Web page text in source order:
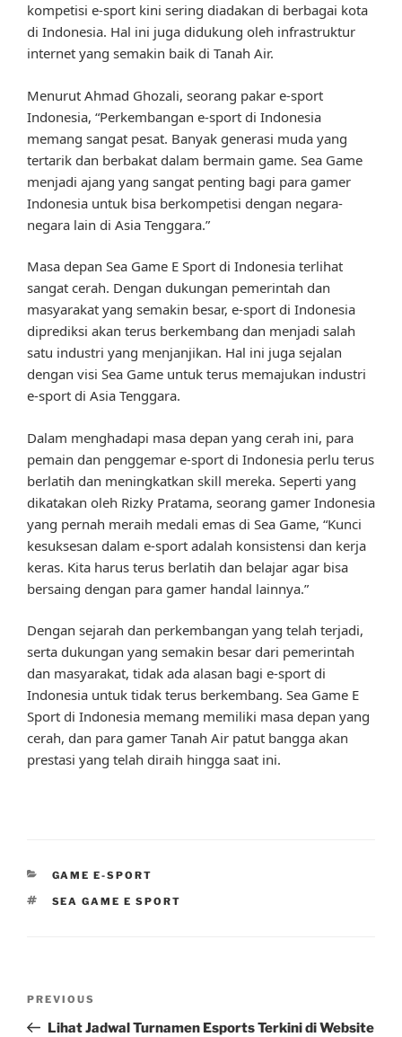
kompetisi e-sport kini sering diadakan di berbagai kota
di Indonesia. Hal ini juga didukung oleh infrastruktur
internet yang semakin baik di Tanah Air.
Menurut Ahmad Ghozali, seorang pakar e-sport
Indonesia, “Perkembangan e-sport di Indonesia
memang sangat pesat. Banyak generasi muda yang
tertarik dan berbakat dalam bermain game. Sea Game
menjadi ajang yang sangat penting bagi para gamer
Indonesia untuk bisa berkompetisi dengan negara-
negara lain di Asia Tenggara.”
Masa depan Sea Game E Sport di Indonesia terlihat
sangat cerah. Dengan dukungan pemerintah dan
masyarakat yang semakin besar, e-sport di Indonesia
diprediksi akan terus berkembang dan menjadi salah
satu industri yang menjanjikan. Hal ini juga sejalan
dengan visi Sea Game untuk terus memajukan industri
e-sport di Asia Tenggara.
Dalam menghadapi masa depan yang cerah ini, para
pemain dan penggemar e-sport di Indonesia perlu terus
berlatih dan meningkatkan skill mereka. Seperti yang
dikatakan oleh Rizky Pratama, seorang gamer Indonesia
yang pernah meraih medali emas di Sea Game, “Kunci
kesuksesan dalam e-sport adalah konsistensi dan kerja
keras. Kita harus terus berlatih dan belajar agar bisa
bersaing dengan para gamer handal lainnya.”
Dengan sejarah dan perkembangan yang telah terjadi,
serta dukungan yang semakin besar dari pemerintah
dan masyarakat, tidak ada alasan bagi e-sport di
Indonesia untuk tidak terus berkembang. Sea Game E
Sport di Indonesia memang memiliki masa depan yang
cerah, dan para gamer Tanah Air patut bangga akan
prestasi yang telah diraih hingga saat ini.
CATEGORIES
GAME E-SPORT
TAGS
SEA GAME E SPORT
Previous
Post
PREVIOUS
Lihat Jadwal Turnamen Esports Terkini di Website